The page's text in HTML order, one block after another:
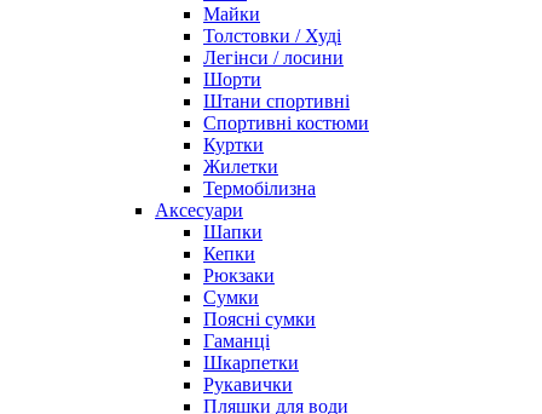
Майки
Толстовки / Худі
Легінси / лосини
Шорти
Штани спортивні
Спортивні костюми
Куртки
Жилетки
Термобілизна
Аксесуари
Шапки
Кепки
Рюкзаки
Сумки
Поясні сумки
Гаманці
Шкарпетки
Рукавички
Пляшки для води